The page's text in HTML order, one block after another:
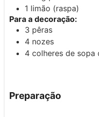
1 limão (raspa)
Para a decoração:
3 pêras
4 nozes
4 colheres de sopa
Preparação